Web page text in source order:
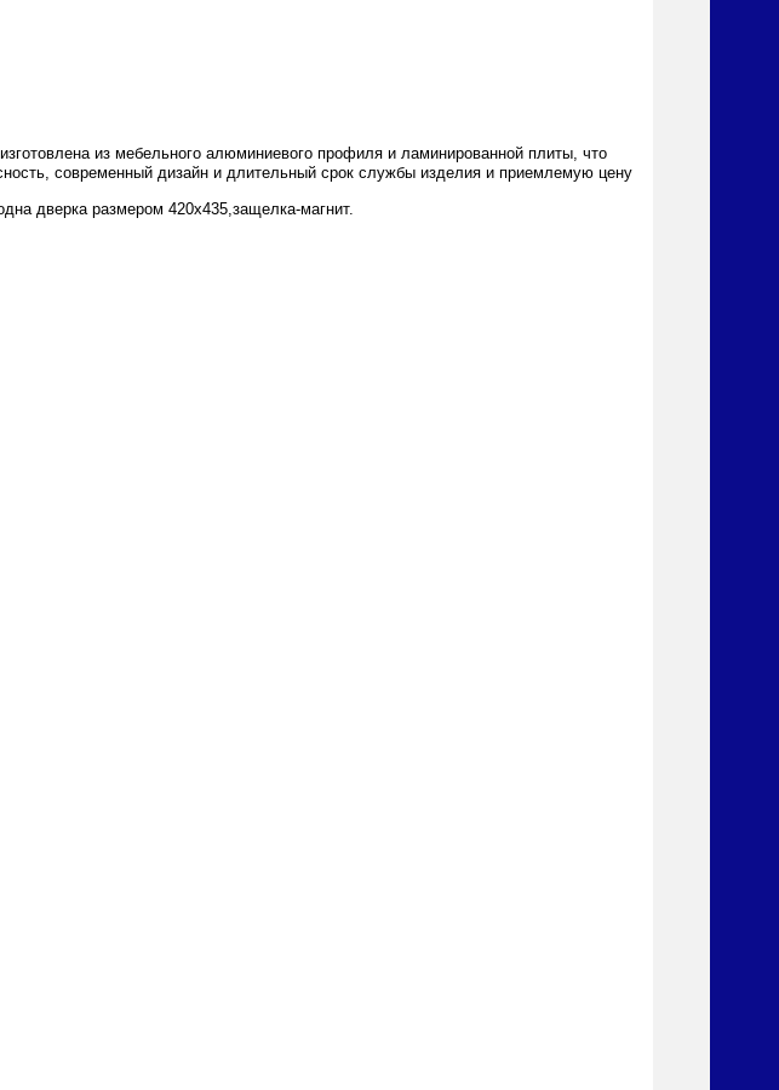
из мебельного алюминиевого профиля и ламинированной плиты, что
современный дизайн и длительный срок службы изделия и приемлемую цену
дверка размером 420х435,защелка-магнит.